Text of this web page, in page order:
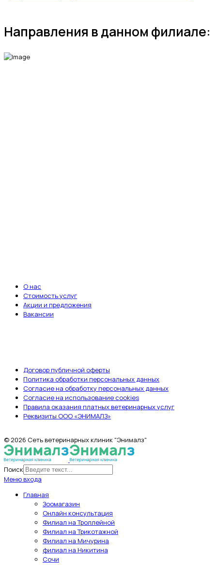
Направления в данном филиале:
О нас
Стоимость услуг
Акции и предложения
Вакансии
Договор публичной оферты
Политика обработки персональных данных
Согласие на обработку персональных данных
Согласие на использование cookies
Правила оказания платных ветеринарных услуг
Реквизиты ООО «ЭНИМАЛЗ»
© 2026 Сеть ветеринарных клиник "Энималз"
Поиск
Меню входа
Главная
Зоомагазин
Онлайн консультация
Филиал на Троллейной
Филиал на Трикотажной
Филиал на Мичурина
филиал на Никитина
Сочи